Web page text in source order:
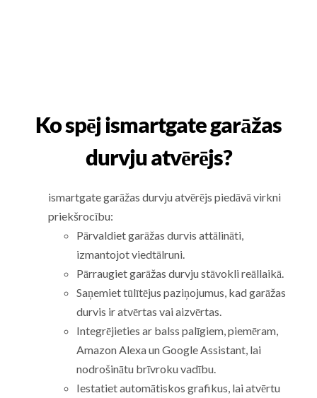
Ko spēj ismartgate garāžas
durvju atvērējs?
ismartgate garāžas durvju atvērējs piedāvā virkni
priekšrocību:
Pārvaldiet garāžas durvis attālināti,
izmantojot viedtālruni.
Pārraugiet garāžas durvju stāvokli reāllaikā.
Saņemiet tūlītējus paziņojumus, kad garāžas
durvis ir atvērtas vai aizvērtas.
Integrējieties ar balss palīgiem, piemēram,
Amazon Alexa un Google Assistant, lai
nodrošinātu brīvroku vadību.
Iestatiet automātiskos grafikus, lai atvērtu